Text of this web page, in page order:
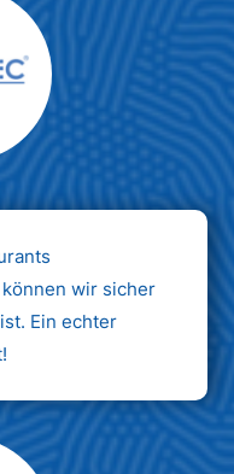
wir sicher
Ein echter